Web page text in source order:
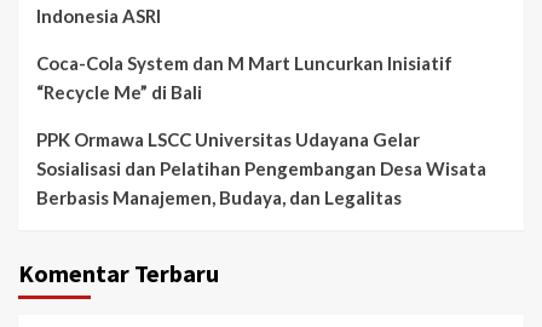
Indonesia ASRI
Coca-Cola System dan M Mart Luncurkan Inisiatif
“Recycle Me” di Bali
PPK Ormawa LSCC Universitas Udayana Gelar
Sosialisasi dan Pelatihan Pengembangan Desa Wisata
Berbasis Manajemen, Budaya, dan Legalitas
Komentar Terbaru